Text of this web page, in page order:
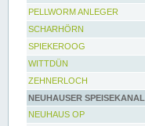
PELLWORM ANLEGER
SCHARHÖRN
SPIEKEROOG
WITTDÜN
ZEHNERLOCH
NEUHAUSER SPEISEKANAL
NEUHAUS OP